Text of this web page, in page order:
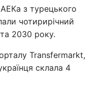
з турецького
чотирирічний
2030 року.
Transfermarkt,
склала 4